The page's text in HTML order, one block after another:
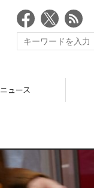
ニュース